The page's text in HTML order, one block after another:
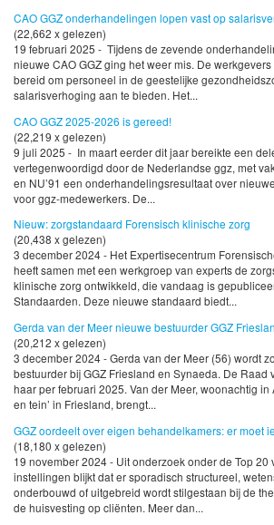
CAO GGZ onderhandelingen lopen vast op
(22,662 x gelezen)
19 februari 2025 - Tijdens de zevende
nieuwe CAO GGZ ging het weer mis. De
bereid om personeel in de geestelijke
salarisverhoging aan te bieden. Het...
CAO GGZ 2025-2026 is gereed!
(22,219 x gelezen)
9 juli 2025 - In maart eerder dit jaar bereikte een
vertegenwoordigd door de Nederlandse ggz, met
en NU’91 een onderhandelingsresultaat over
voor ggz-medewerkers. De...
Nieuw: zorgstandaard Forensisch klinische zorg
(20,438 x gelezen)
3 december 2024 - Het Expertisecentrum
heeft samen met een werkgroep van experts de
klinische zorg ontwikkeld, die vandaag is
Standaarden. Deze nieuwe standaard biedt...
Gerda van der Meer nieuwe bestuurder GGZ
(20,212 x gelezen)
3 december 2024 - Gerda van der Meer (56) wordt
bestuurder bij GGZ Friesland en Synaeda. De Raad
haar per februari 2025. Van der Meer, woonachtig in
en tein’ in Friesland, brengt...
GGZ oordeelt over eigen behandelkamers: er moet
(18,180 x gelezen)
19 november 2024 - Uit onderzoek onder de Top 20
instellingen blijkt dat er sporadisch structureel,
onderbouwd of uitgebreid wordt stilgestaan bij de
de huisvesting op cliënten. Meer dan...